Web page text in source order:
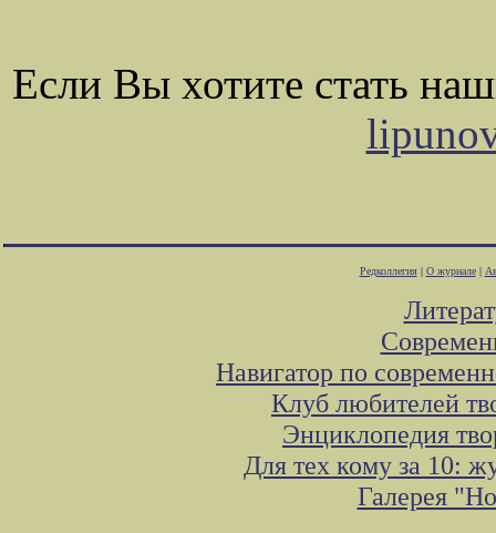
Если Вы хотите стать
Редколлегия| О журнале|
Навигатор по
Клуб любителей
Энциклопедия
Для тех кому за 10:
Галерея